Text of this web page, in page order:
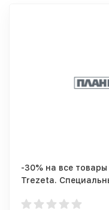
-30% на все товары
Trezeta.